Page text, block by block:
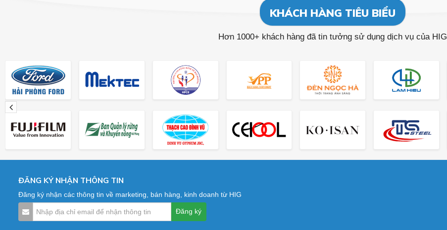
KHÁCH HÀNG TIÊU BIỂU
Hơn 1000+ khách hàng đã tin tưởng sử dụng dịch vụ của HIG
ĐĂNG KÝ NHẬN THÔNG TIN
Đăng ký nhận các thông tin về marketing, bán hàng, kinh doanh từ HIG